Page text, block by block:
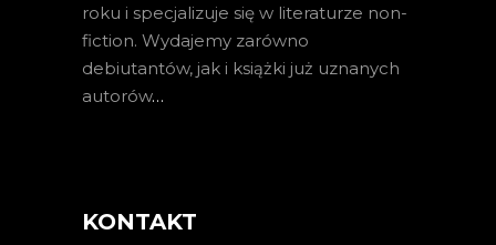
roku i specjalizuje się w literaturze non-
fiction. Wydajemy zarówno
debiutantów, jak i książki już uznanych
autorów…
KONTAKT